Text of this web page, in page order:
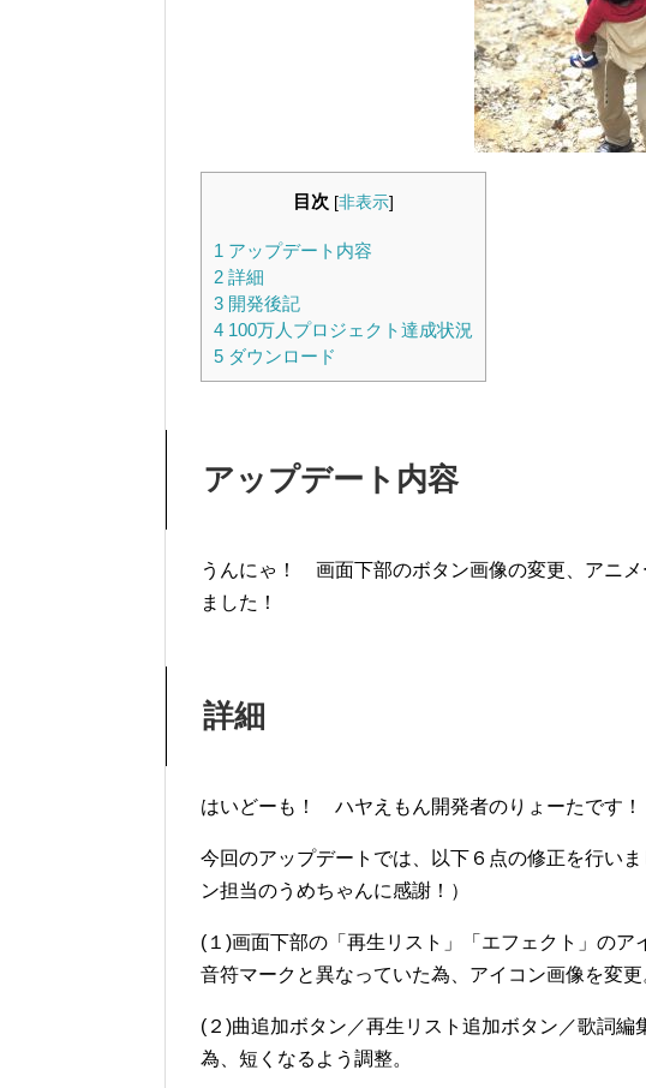
目次 [非表示]
1 アップデート内容
2 詳細
3 開発後記
4 100万人プロジェクト達成状況
5 ダウンロード
アップデート内容
うんにゃ！ 画面下部のボタン画像の変更、アニ
ました！
詳細
はいどーも！ ハヤえもん開発者のりょーたです！
今回のアップデートでは、以下６点の修正を行い
ン担当のうめちゃんに感謝！）
(１)画面下部の「再生リスト」「エフェクト」の
音符マークと異なっていた為、アイコン画像を変更
(２)曲追加ボタン／再生リスト追加ボタン／歌詞
為、短くなるよう調整。